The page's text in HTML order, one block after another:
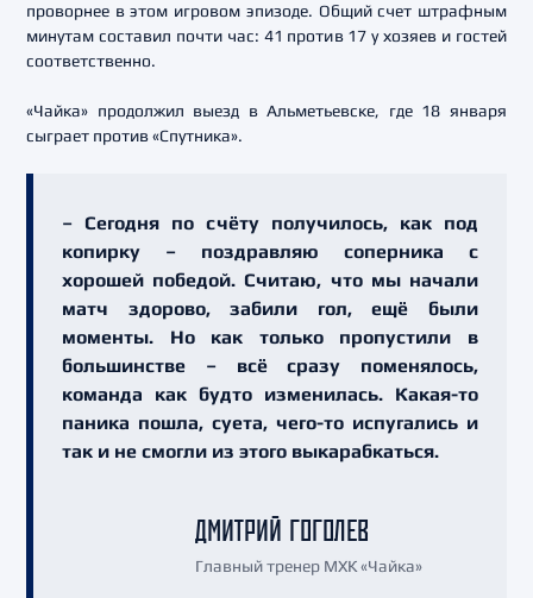
проворнее в этом игровом эпизоде. Общий счет штрафным
минутам составил почти час: 41 против 17 у хозяев и гостей
соответственно.
«Чайка» продолжил выезд в Альметьевске, где 18 января
сыграет против «Спутника».
– Сегодня по счёту получилось, как под
копирку – поздравляю соперника с
хорошей победой. Считаю, что мы начали
матч здорово, забили гол, ещё были
моменты. Но как только пропустили в
большинстве – всё сразу поменялось,
команда как будто изменилась. Какая-то
паника пошла, суета, чего-то испугались и
так и не смогли из этого выкарабкаться.
ДМИТРИЙ ГОГОЛЕВ
Главный тренер МХК «Чайка»